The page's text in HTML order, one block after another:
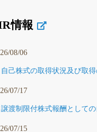
情報
08/06
自己株式の取得状況及び取
07/17
譲渡制限付株式報酬として
07/15